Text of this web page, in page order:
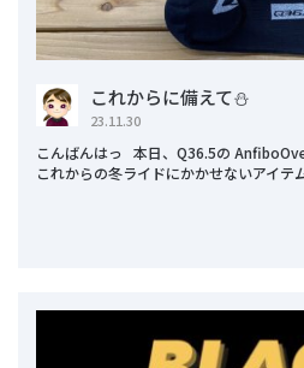
これからに備えて⛄
23.11.30
こんばんはっ 本日、Q36.5の
これからの冬ライドにかかせないアイテ